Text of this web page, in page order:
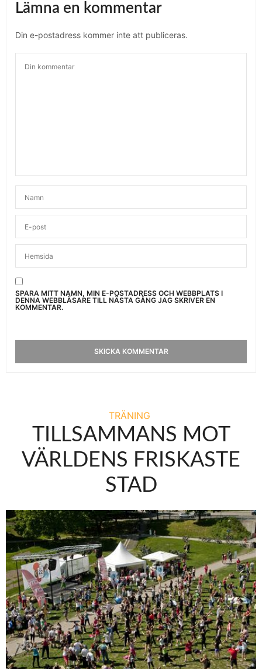
Lämna en kommentar
Din e-postadress kommer inte att publiceras.
SPARA MITT NAMN, MIN E-POSTADRESS OCH WEBBPLATS I
DENNA WEBBLÄSARE TILL NÄSTA GÅNG JAG SKRIVER EN
KOMMENTAR.
TRÄNING
TILLSAMMANS MOT
VÄRLDENS FRISKASTE
STAD